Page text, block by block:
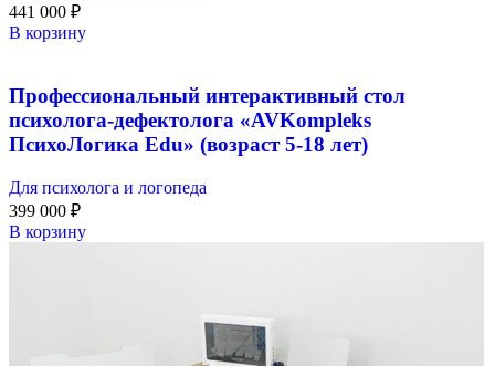
441 000 ₽
В корзину
Профессиональный интерактивный стол
психолога-дефектолога «AVKompleks
ПсихоЛогика Edu» (возраст 5-18 лет)
Для психолога и логопеда
399 000 ₽
В корзину